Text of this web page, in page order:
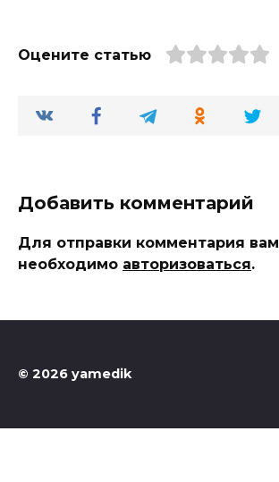
Оцените статью
Добавить комментарий
Для отправки комментария вам
необходимо авторизоваться.
© 2026 yamedik